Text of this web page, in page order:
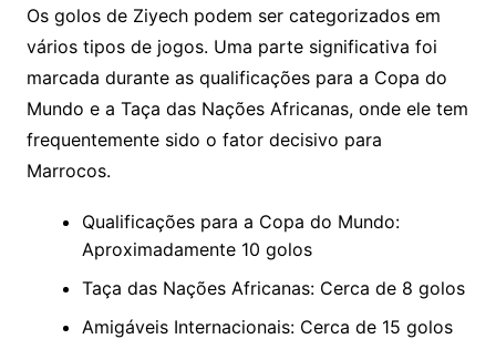
Os golos de Ziyech podem ser categorizados em
vários tipos de jogos. Uma parte significativa foi
marcada durante as qualificações para a Copa do
Mundo e a Taça das Nações Africanas, onde ele tem
frequentemente sido o fator decisivo para
Marrocos.
Qualificações para a Copa do Mundo:
Aproximadamente 10 golos
Taça das Nações Africanas: Cerca de 8 golos
Amigáveis Internacionais: Cerca de 15 golos